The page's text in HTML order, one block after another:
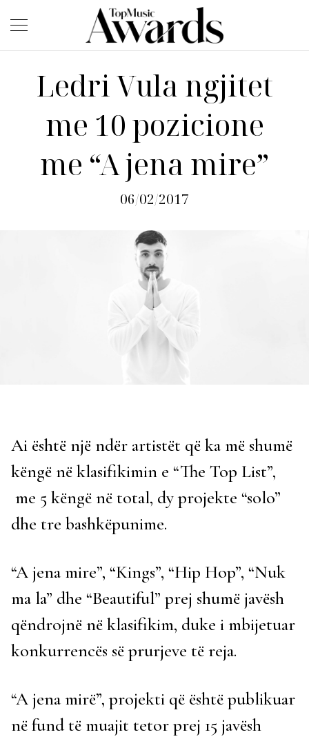
Ledri Vula ngjitet
me 10 pozicione
me “A jena mire”
06/02/2017
Ai është një ndër artistët që ka më shumë
këngë në klasifikimin e “The Top List”,
me 5 këngë në total, dy projekte “solo”
dhe tre bashkëpunime.
“A jena mire”, “Kings”, “Hip Hop”, “Nuk
ma la” dhe “Beautiful” prej shumë javësh
qëndrojnë në klasifikim, duke i mbijetuar
konkurrencës së prurjeve të reja.
“A jena mirë”, projekti që është publikuar
në fund të muajit tetor prej 15 javësh